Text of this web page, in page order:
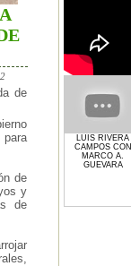
de
para
de
y
de
LUIS RIVERA
CAMPOS CON
MARCO A.
GUEVARA